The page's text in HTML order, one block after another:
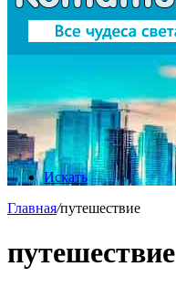
Искать
Главная/путешествие
путешествие